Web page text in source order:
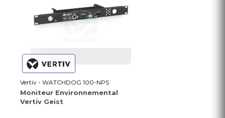
Vertiv - WATCHDOG 100-NPS
Moniteur Environnemental
Vertiv Geist